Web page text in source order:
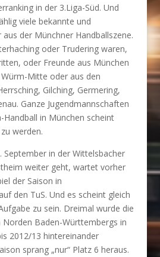
in der 3.Liga-Süd. Und
viele bekannte und
der Münchner Handballszene.
oder Trudering waren,
oder Freunde aus München
Mitte oder aus den
Gilching, Germering,
Ganze Jugendmannschaften
Handball in München scheint
werden.
September in der Wittelsbacher
weiter geht, wartet vorher
der Saison in
den TuS. Und es scheint gleich
zu sein. Dreimal wurde die
Baden-Württembergs in
2012/13 hintereinander
sprang „nur“ Platz 6 heraus.